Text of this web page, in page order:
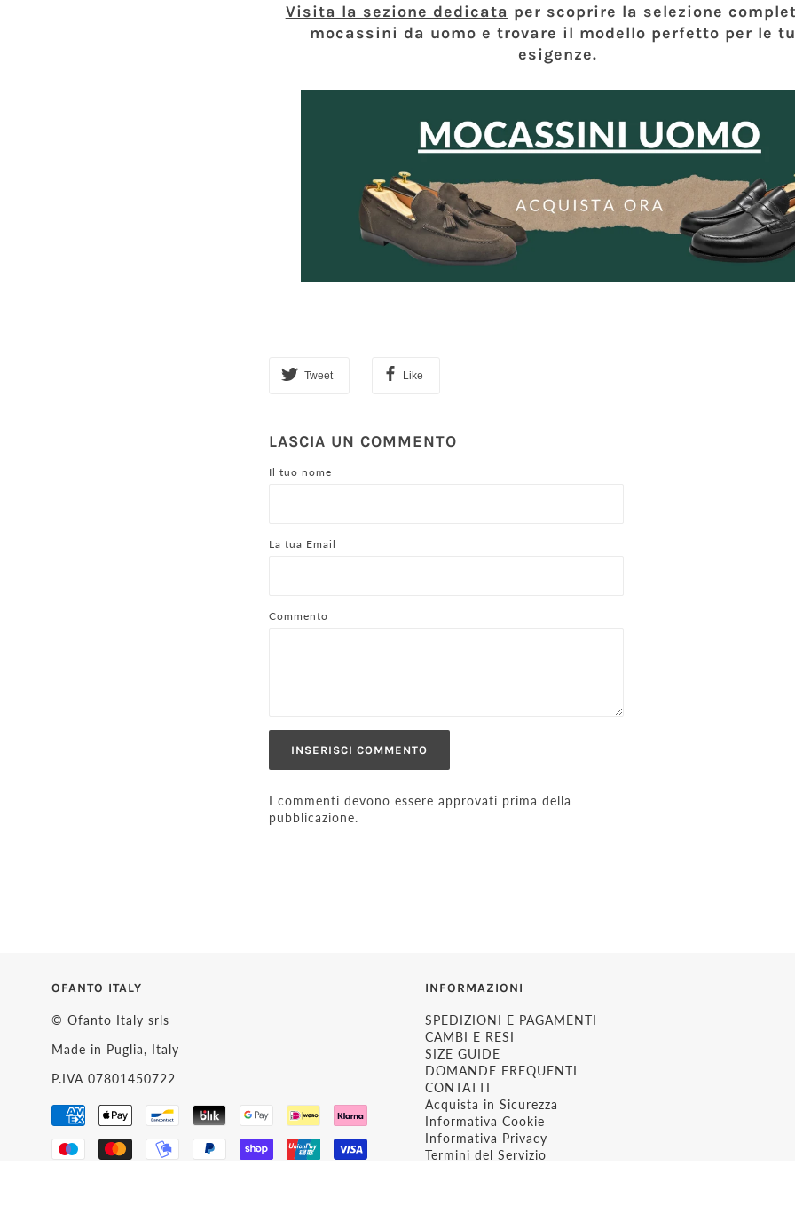
Visita la sezione dedicata per scoprire la selezione
mocassini da uomo e trovare il modello perfetto per le
esigenze.
Tweet Like
LASCIA UN COMMENTO
Il tuo nome
La tua Email
Commento
I commenti devono essere approvati prima della
pubblicazione.
OFANTO ITALY
© Ofanto Italy srls
Made in Puglia, Italy
P.IVA 07801450722
INFORMAZIONI
SPEDIZIONI E PAGAMENTI
CAMBI E RESI
SIZE GUIDE
DOMANDE FREQUENTI
CONTATTI
Acquista in Sicurezza
Informativa Cookie
Informativa Privacy
Termini del Servizio